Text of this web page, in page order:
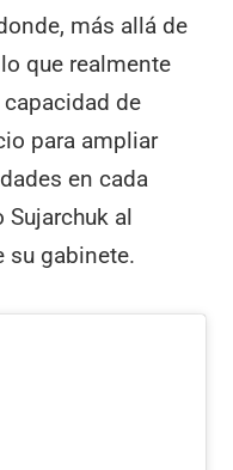
más allá de
que realmente
de
para ampliar
en cada
al
su gabinete.